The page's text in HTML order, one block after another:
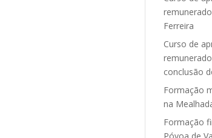
Ferreira
Curso de
conclusão
Formação
na
Formação